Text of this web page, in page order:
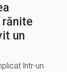
un
într-un